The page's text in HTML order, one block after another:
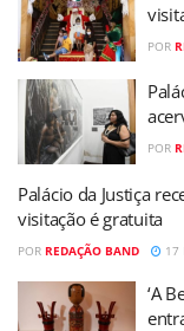
POR
POR
Palácio da Justiça
visitação é gratuita
POR REDAÇÃO BAND 17
‘A